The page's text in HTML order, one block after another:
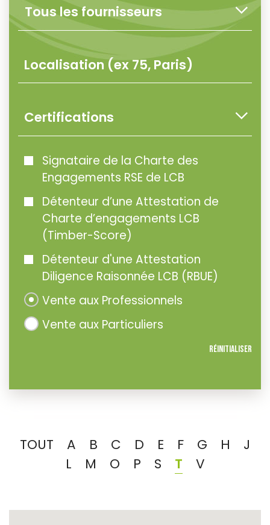
Certifications
Signataire de la Charte des
Engagements RSE de LCB
Détenteur d’une Attestation de
Charte d’engagements LCB
(Timber-Score)
Détenteur d'une Attestation
Diligence Raisonnée LCB (RBUE)
Vente aux Professionnels
Vente aux Particuliers
Réinitialiser
TOUT A B C D E F G H
J
L
M O P S T V